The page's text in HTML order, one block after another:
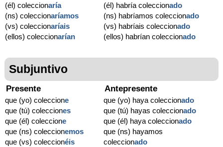
(él) coleccionaría
(ns) coleccionaríamos
(vs) coleccionaríais
(ellos) coleccionarían
(él) habría coleccionado
(ns) habríamos coleccionado
(vs) habríais coleccionado
(ellos) habrían coleccionado
Subjuntivo
Presente
que (yo) coleccione
que (tú) colecciones
que (él) coleccione
que (ns) coleccionemos
que (vs) coleccionéis
Antepresente
que (yo) haya coleccionado
que (tú) hayas coleccionado
que (él) haya coleccionado
que (ns) hayamos
coleccionado